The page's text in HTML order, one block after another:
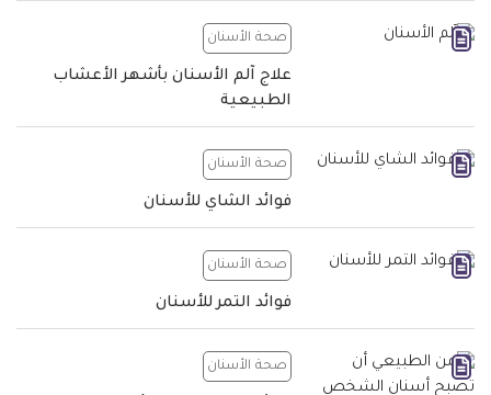
صحة الأسنان
علاج آلم الأسنان بأشهر الأعشاب
الطبيعية
صحة الأسنان
فوائد الشاي للأسنان
صحة الأسنان
فوائد التمر للأسنان
صحة الأسنان